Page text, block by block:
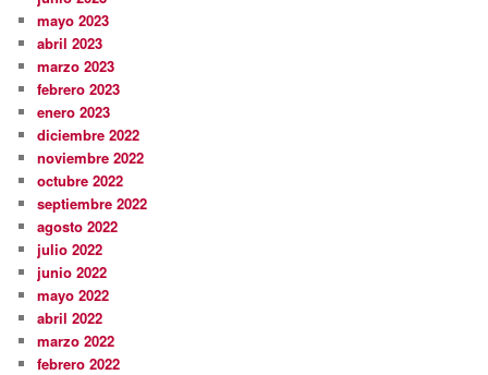
mayo 2023
abril 2023
marzo 2023
febrero 2023
enero 2023
diciembre 2022
noviembre 2022
octubre 2022
septiembre 2022
agosto 2022
julio 2022
junio 2022
mayo 2022
abril 2022
marzo 2022
febrero 2022